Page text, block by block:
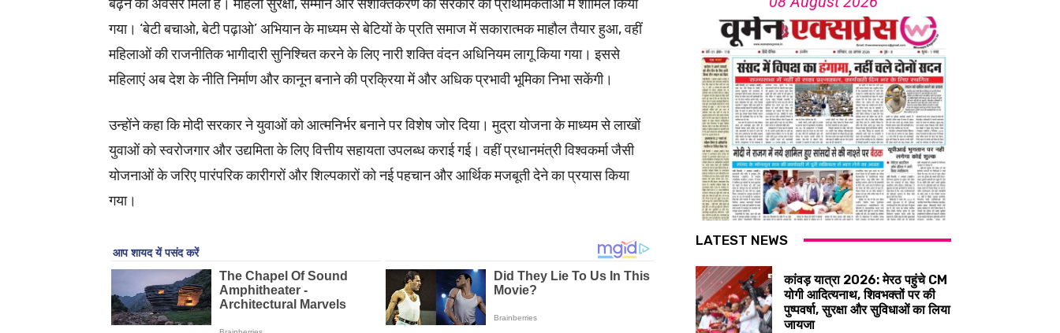
बढ़ने का अवसर मिला है। महिला सुरक्षा, सम्मान और सशक्तिकरण को सरकार की प्राथमिकताओं में शामिल किया
गया। ‘बेटी बचाओ, बेटी पढ़ाओ’ अभियान के माध्यम से बेटियों के प्रति समाज में सकारात्मक माहौल तैयार हुआ, वहीं
महिलाओं की राजनीतिक भागीदारी सुनिश्चित करने के लिए नारी शक्ति वंदन अधिनियम लागू किया गया। इससे
महिलाएं अब देश के नीति निर्माण और कानून बनाने की प्रक्रिया में और अधिक प्रभावी भूमिका निभा सकेंगी।
उन्होंने कहा कि मोदी सरकार ने युवाओं को आत्मनिर्भर बनाने पर विशेष जोर दिया। मुद्रा योजना के माध्यम से लाखों
युवाओं को स्वरोजगार और उद्यमिता के लिए वित्तीय सहायता उपलब्ध कराई गई। वहीं प्रधानमंत्री विश्वकर्मा जैसी
योजनाओं के जरिए पारंपरिक कारीगरों और शिल्पकारों को नई पहचान और आर्थिक मजबूती देने का प्रयास किया
गया।
LATEST NEWS
कांवड़ यात्रा 2026: मेरठ पहुंचे CM
योगी आदित्यनाथ, शिवभक्तों पर की
पुष्पवर्षा, सुरक्षा और सुविधाओं का लिया
जायजा